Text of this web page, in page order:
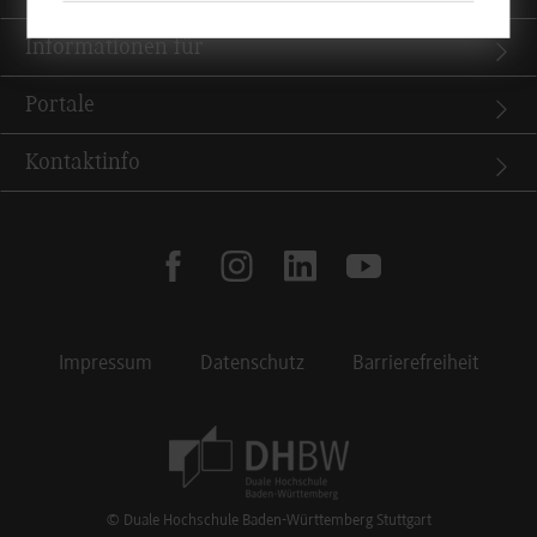
Informationen für
Portale
Kontaktinfo
facebookinstagramlinkedinyoutube
Impressum Datenschutz Barrierefreiheit
© Duale Hochschule Baden-Württemberg Stuttgart